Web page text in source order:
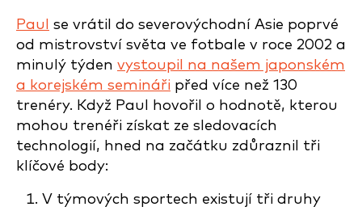
Paul
se vrátil do severovýchodní Asie poprvé
od mistrovství světa ve fotbale v roce 2002 a
minulý týden vystoupil na našem japonském
a korejském semináři před více než 130
trenéry. Když Paul hovořil o hodnotě, kterou
mohou trenéři získat ze sledovacích
technologií, hned na začátku zdůraznil tři
klíčové body:
V týmových sportech existují tři druhy